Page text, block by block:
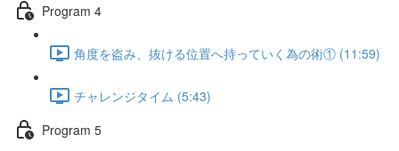
Program 4
角度を盗み、抜ける位置へ持っていく為の術① (11:59)
チャレンジタイム (5:43)
Program 5